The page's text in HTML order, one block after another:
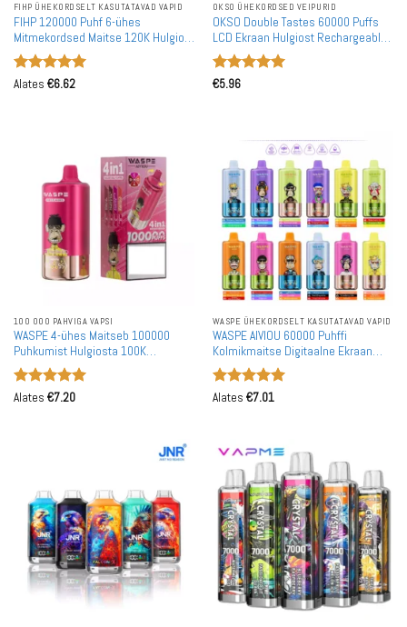
FIHP ÜHEKORDSELT KASUTATAVAD VAPID
FIHP 120000 Puhf 6-ühes
Mitmekordsed Maitse 120K Hulgiost
Rechargeable Ühekordselt
Kasutatavad Vapes Hulgimüük
Hinnanguga
Alates €6.62
OKSO ÜHEKORDSED VEIPURID
OKSO Double Tastes 60000 Puffs
LCD Ekraan Hulgiost Rechargeable
Ühekordselt Kasutatavad Vapes
Hulgimüük
Hinnanguga
€5.96
100 000 PAHVIGA VAPSI
WASPE 4-ühes Maitseb 100000
Puhkumist Hulgiosta 100K
Taaslaetav Ühekordselt Kasutatav
Vape Hulgimüük
Hinnanguga
Alates €7.20
WASPE ÜHEKORDSELT KASUTATAVAD VAPID
WASPE AIVIOU 60000 Puhffi
Kolmikmaitse Digitaalne Ekraan
Hulgiost 60K Taaslaetav
Ühekordselt Kasutatav Vape
Hulgimüük
Hinnanguga
Alates €7.01